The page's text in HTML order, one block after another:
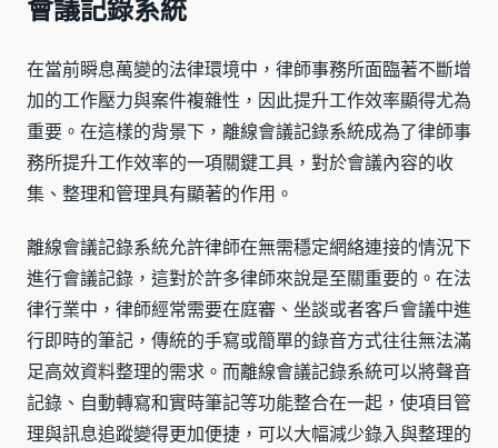
會議記錄系統
在當前瞬息萬變的法律環境中，律師事務所面臨著不斷增
加的工作壓力與案件複雜性，因此提升工作效率顯得尤為
重要。在這樣的背景下，離線會議記錄系統成為了律師事
務所提升工作效率的一項關鍵工具，對於會議內容的收
集、整理和管理具有顯著的作用。
離線會議記錄系統允許律師在無需穩定網絡連接的情況下
進行會議記錄，這對於許多律師來說是至關重要的。在法
律行業中，律師經常需要在庭審、坐談或者客戶會議中進
行即時的筆記，傳統的手寫或簡單的錄音方式往往無法滿
足高效資料整理的需求。而離線會議記錄系統可以將聲音
記錄、自動轉寫和實時筆記等功能整合在一起，使項目管
理與訊息追蹤變得更加便捷，可以大幅減少錄入與整理的